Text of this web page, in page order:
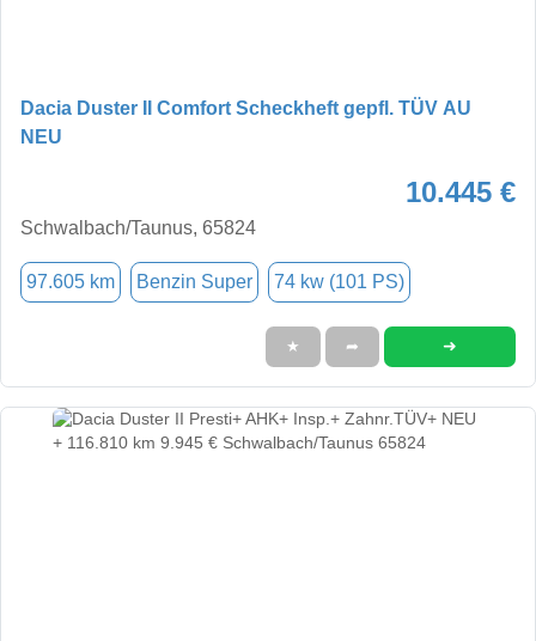
Dacia Duster II Comfort Scheckheft gepfl. TÜV AU
NEU
10.445 €
Schwalbach/Taunus, 65824
97.605 km Benzin Super 74 kw (101 PS)
★ ➦ ➜